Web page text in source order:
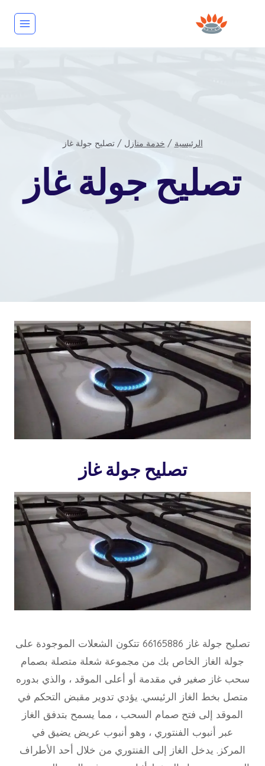
الرئيسية / خدمة منازل / تصليح جولة غاز
منازل
تصليح جولة غاز
تصليح جولة غاز
تصليح جولة غاز 66165886 تتكون الشعلات الموجودة على
جولة الغاز الخاص بك من مجموعة شعلة متصلة بصمام
سحب غاز صغير في مقدمة أو أعلى الموقد ، والذي بدوره
متصل بخط الغاز الرئيسي. يؤدي تدوير مقبض التحكم في
الموقد إلى فتح صمام السحب ، مما يسمح بتدفق الغاز
عبر أنبوب الفنتوري ، وهو أنبوب عريض يضيق في
المركز. يدخل الغاز إلى الفنتوري من خلال أحد الأطراف